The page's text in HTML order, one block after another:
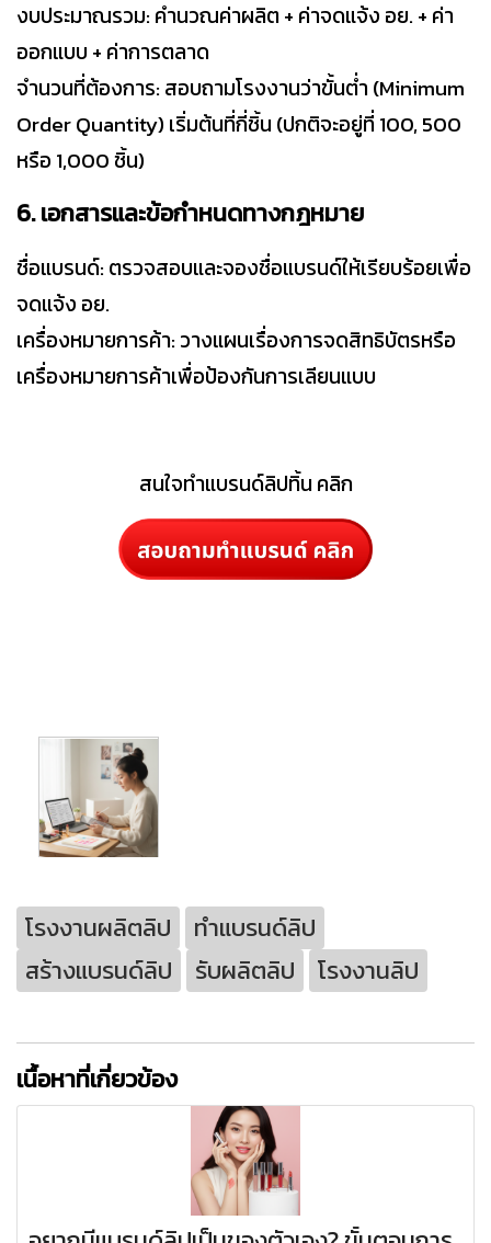
งบประมาณรวม: คำนวณค่าผลิต + ค่าจดแจ้ง อย. + ค่า
ออกแบบ + ค่าการตลาด
จำนวนที่ต้องการ: สอบถามโรงงานว่าขั้นต่ำ (Minimum
Order Quantity) เริ่มต้นที่กี่ชิ้น (ปกติจะอยู่ที่ 100, 500
หรือ 1,000 ชิ้น)
6. เอกสารและข้อกำหนดทางกฎหมาย
ชื่อแบรนด์: ตรวจสอบและจองชื่อแบรนด์ให้เรียบร้อยเพื่อ
จดแจ้ง อย.
เครื่องหมายการค้า: วางแผนเรื่องการจดสิทธิบัตรหรือ
เครื่องหมายการค้าเพื่อป้องกันการเลียนแบบ
สนใจทำแบรนด์ลิปทิ้น คลิก
โรงงานผลิตลิป
ทำแบรนด์ลิป
สร้างแบรนด์ลิป
รับผลิตลิป โรงงานลิป
เนื้อหาที่เกี่ยวข้อง